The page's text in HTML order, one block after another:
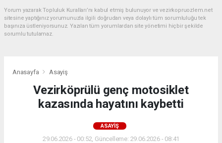
Yorum yazarak Topluluk Kuralları’nı kabul etmiş bulunuyor ve vezirkopruozlem.net
sitesine yaptığınız yorumunuzla ilgili doğrudan veya dolaylı tüm sorumluluğu tek
başınıza üstleniyorsunuz. Yazılan tüm yorumlardan site yönetimi hiçbir şekilde
sorumlu tutulamaz.
Anasayfa Asayiş
Vezirköprülü genç motosiklet
kazasında hayatını kaybetti
ASAYIŞ
29.06.2026 - 00:52, Güncelleme: 29.06.2026 - 08:41